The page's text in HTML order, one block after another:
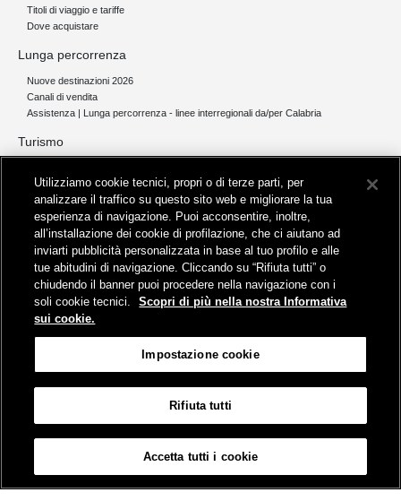
Titoli di viaggio e tariffe
Dove acquistare
Lunga percorrenza
Nuove destinazioni 2026
Canali di vendita
Assistenza | Lunga percorrenza - linee interregionali da/per Calabria
Turismo
Servizi per aeroporti
Servizi di noleggio con conducente
Servizio di navigazione sul Lago Trasimeno
News e comunicati stampa
Comunicati stampa
Busitalia – Sita Nord
, Gruppo FS Italiane, è attiva nei servizi di
trasporto locale in Italia ed all'estero, che gestisce direttamente o
attraverso società controllate.
Viale Fratelli Rosselli, 80 - 50123 Firenze
© Gruppo FS Italiane 2019
Protezione dati personali
Partita Iva Busitalia - Sita Nord S.r.l. 06473721006
Utilizziamo cookie tecnici, propri o di terze parti, per
analizzare il traffico su questo sito web e migliorare la tua
esperienza di navigazione. Puoi acconsentire, inoltre,
all’installazione dei cookie di profilazione, che ci aiutano ad
inviarti pubblicità personalizzata in base al tuo profilo e alle
tue abitudini di navigazione. Cliccando su “Rifiuta tutti” o
chiudendo il banner puoi procedere nella navigazione con i
soli cookie tecnici.
Scopri di più nella nostra Informativa
sui cookie.
Impostazione cookie
Rifiuta tutti
Accetta tutti i cookie